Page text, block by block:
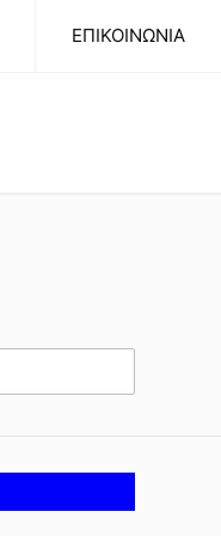
ΕΠΙΚΟΙΝΩΝΙΑ